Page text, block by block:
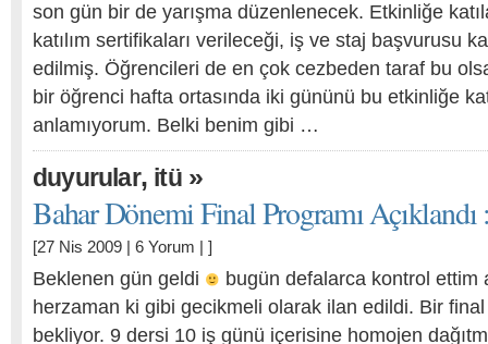
son gün bir de yarışma düzenlenecek. Etkinliğe
katılım sertifikaları verileceği, iş ve staj başvurusu
edilmiş. Öğrencileri de en çok cezbeden taraf bu
bir öğrenci hafta ortasında iki gününü bu etkinliğe
anlamıyorum. Belki benim gibi …
duyurular, i̇tü»
Bahar Dönemi Final Programı Açıklandı
[27 Nis 2009 | 6 Yorum | ]
Beklenen gün geldi
bugün defalarca kontrol ettim
herzaman ki gibi gecikmeli olarak ilan edildi. Bir
bekliyor. 9 dersi 10 iş günü içerisine homojen